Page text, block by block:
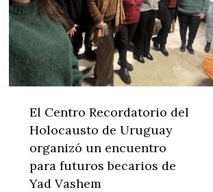
El Centro Recordatorio del
Holocausto de Uruguay
organizó un encuentro
para futuros becarios de
Yad Vashem